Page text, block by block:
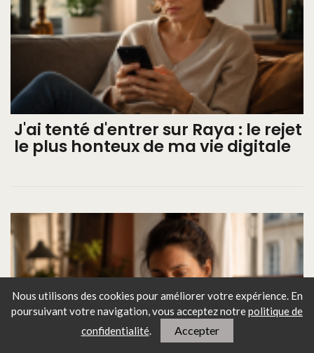
Nous utilisons des cookies pour améliorer votre expérience. En
poursuivant votre navigation, vous acceptez notrepolitique de
confidentialité. Accepter
J'ai tenté d'entrer sur Raya : le rejet
le plus honteux de ma vie digitale